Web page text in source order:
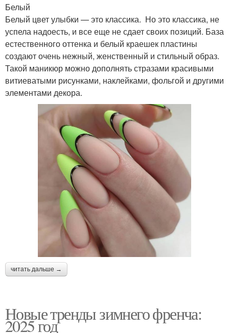
Белый
Белый цвет улыбки — это классика. Но это классика, не
успела надоесть, и все еще не сдает своих позиций. База
естественного оттенка и белый краешек пластины
создают очень нежный, женственный и стильный образ.
Такой маникюр можно дополнять стразами красивыми
витиеватыми рисунками, наклейками, фольгой и другими
элементами декора.
читать дальше →
Новые тренды зимнего френча:
2025 год